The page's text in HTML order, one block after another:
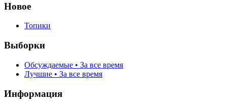
Новое
Топики
Выборки
Обсуждаемые • За все время
Лучшие • За все время
Информация